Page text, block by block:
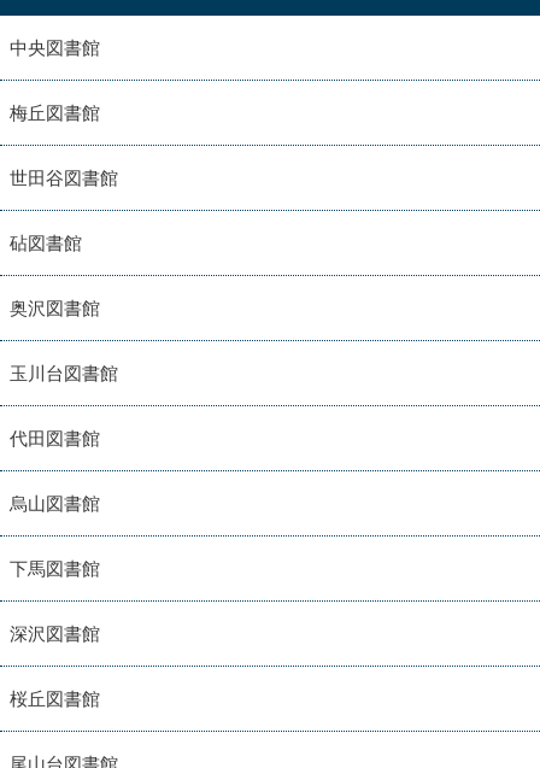
中央図書館
梅丘図書館
世田谷図書館
砧図書館
奥沢図書館
玉川台図書館
代田図書館
烏山図書館
下馬図書館
深沢図書館
桜丘図書館
尾山台図書館